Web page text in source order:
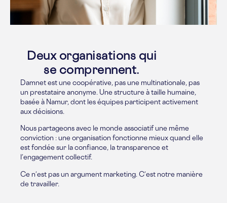
Deux organisations qui
se comprennent.
Damnet est une coopérative, pas une multinationale, pas
un prestataire anonyme. Une structure à taille humaine,
basée à Namur, dont les équipes participent activement
aux décisions.
Nous partageons avec le monde associatif une même
conviction : une organisation fonctionne mieux quand elle
est fondée sur la confiance, la transparence et
l’engagement collectif.
Ce n’est pas un argument marketing. C’est notre manière
de travailler.